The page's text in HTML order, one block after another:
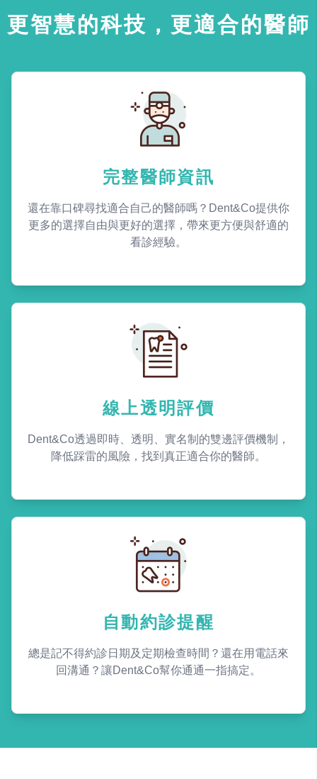
更智慧的科技，更適合的醫師
完整醫師資訊
還在靠口碑尋找適合自己的醫師嗎？Dent&Co提供你
更多的選擇自由與更好的選擇，帶來更方便與舒適的
看診經驗。
線上透明評價
Dent&Co透過即時、透明、實名制的雙邊評價機制，
降低踩雷的風險，找到真正適合你的醫師。
自動約診提醒
總是記不得約診日期及定期檢查時間？還在用電話來
回溝通？讓Dent&Co幫你通通一指搞定。